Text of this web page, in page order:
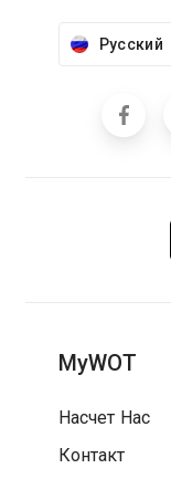
Русский
MyWOT
Насчет Нас
Контакт